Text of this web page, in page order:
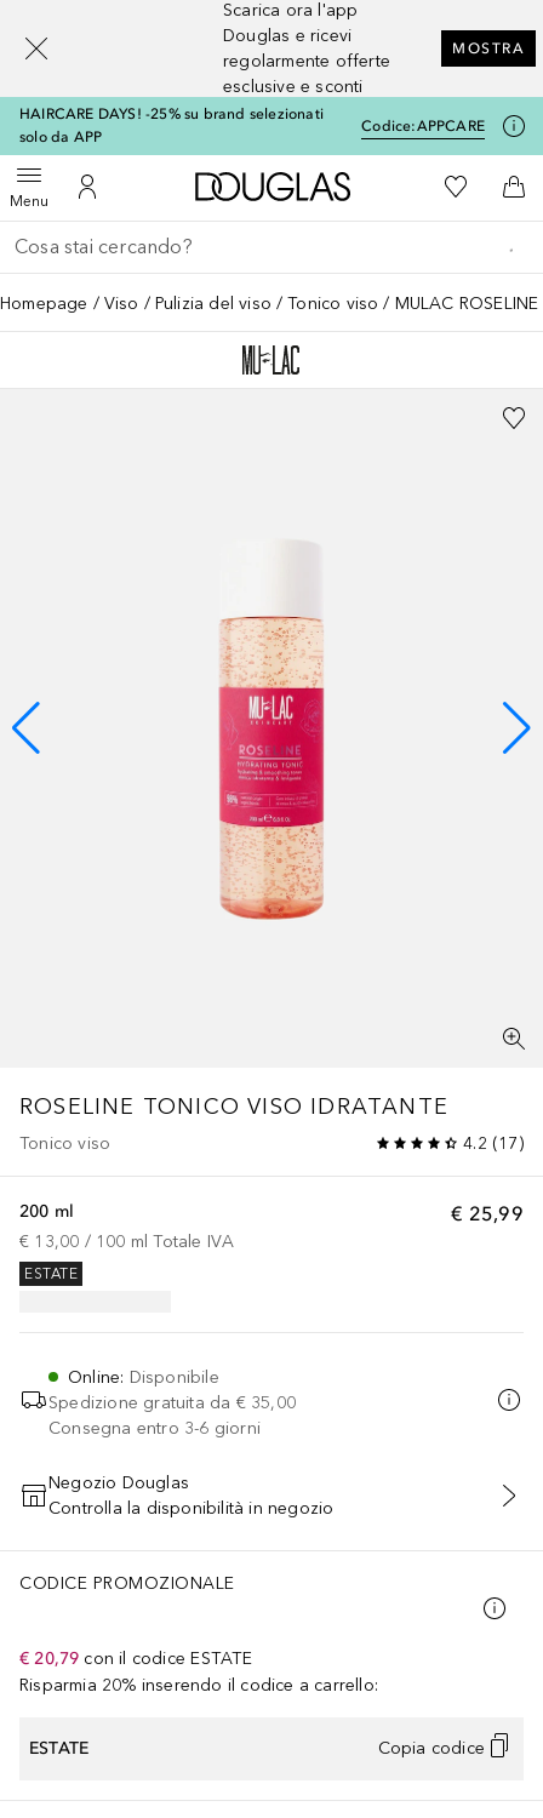
Scarica ora l'app
Douglas e ricevi
regolarmente offerte
esclusive e sconti
MOSTRA
HAIRCARE DAYS! -25% su brand selezionati
solo da APP
Codice:APPCARE
MenuApri menuAl Mio Account
A Douglas HomeAlla Mia
Al
Torna indietro
Esegui ricerca
Homepage Viso Pulizia del viso Tonico viso MULAC
ROSELINE TONICO VISO IDRATANTE
Tonico viso 4.2 (17)
€ 25,99
200 ml
€ 13,00 / 100 ml Totale IVA
ESTATE
Online: Disponibile
Spedizione gratuita da € 35,00
Consegna entro 3-6 giorni
AGGIUNGI AL CARRELLO
Negozio Douglas
Controlla la disponibilità in negozio
CODICE PROMOZIONALE
€ 20,79 con il codice ESTATE
Risparmia 20% inserendo il codice a carrello:
ESTATE Copia codice
[navigation.slideout.screenreader]